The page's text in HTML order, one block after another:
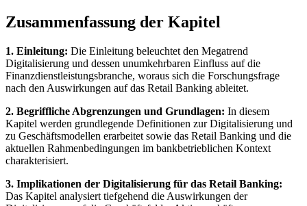
Zusammenfassung der Kapitel
1. Einleitung: Die Einleitung beleuchtet den Megatrend
Digitalisierung und dessen unumkehrbaren Einfluss auf die
Finanzdienstleistungsbranche, woraus sich die Forschungsfrage
nach den Auswirkungen auf das Retail Banking ableitet.
2. Begriffliche Abgrenzungen und Grundlagen: In diesem
Kapitel werden grundlegende Definitionen zur Digitalisierung und
zu Geschäftsmodellen erarbeitet sowie das Retail Banking und die
aktuellen Rahmenbedingungen im bankbetrieblichen Kontext
charakterisiert.
3. Implikationen der Digitalisierung für das Retail Banking:
Das Kapitel analysiert tiefgehend die Auswirkungen der